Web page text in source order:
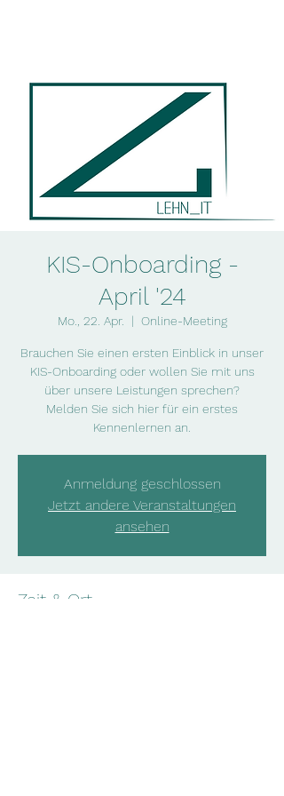
KIS-Onboarding -
April '24
Mo., 22. Apr.
  |
Online-Meeting
Brauchen Sie einen ersten Einblick in unser
KIS-Onboarding oder wollen Sie mit uns
über unsere Leistungen sprechen?
Melden Sie sich hier für ein erstes
Kennenlernen an.
Anmeldung geschlossen
Jetzt andere Veranstaltungen
ansehen
Zeit & Ort